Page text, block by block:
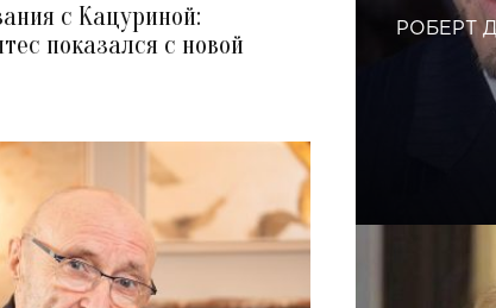
с Кацуриной:
показался с новой
РОБЕРТ